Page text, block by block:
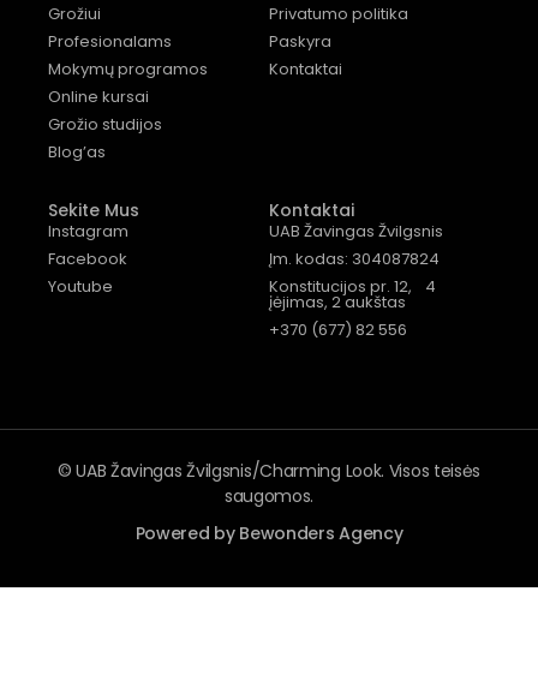
Grožiui
Profesionalams
Mokymų programos
Online kursai
Grožio studijos
Blog’as
Privatumo politika
Paskyra
Kontaktai
Sekite Mus
Instagram
Facebook
Youtube
Kontaktai
UAB Žavingas Žvilgsnis
Įm. kodas: 304087824
Konstitucijos pr. 12, 4
įėjimas, 2 aukštas
+370 (677) 82 556
© UAB Žavingas Žvilgsnis/Charming Look. Visos teisės
saugomos.
Powered by Bewonders Agency